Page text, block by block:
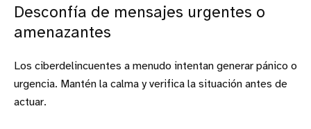
Desconfía de mensajes urgentes o
amenazantes
Los ciberdelincuentes a menudo intentan generar pánico o
urgencia. Mantén la calma y verifica la situación antes de
actuar.